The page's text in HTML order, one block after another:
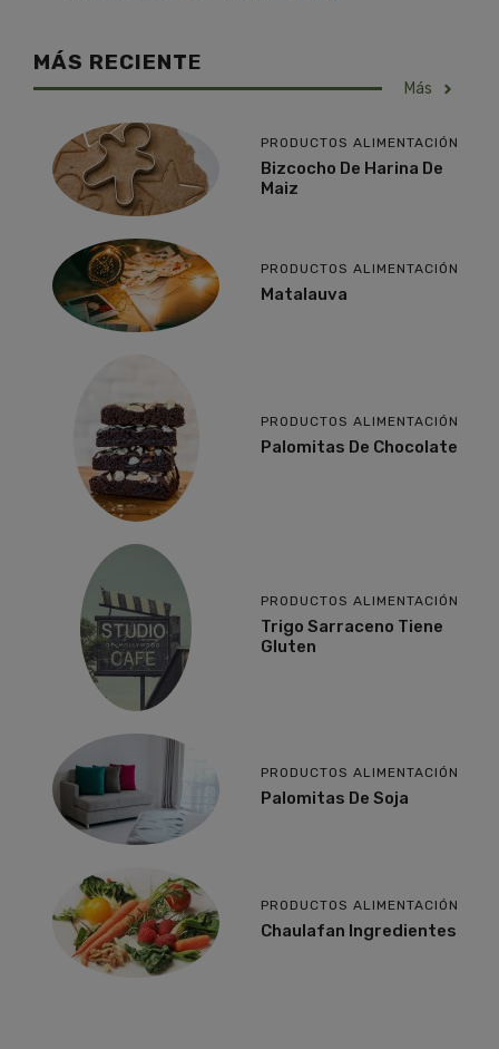
MÁS RECIENTE
Más
PRODUCTOS ALIMENTACIÓN
Bizcocho De Harina De
Maiz
PRODUCTOS ALIMENTACIÓN
Matalauva
PRODUCTOS ALIMENTACIÓN
Palomitas De Chocolate
PRODUCTOS ALIMENTACIÓN
Trigo Sarraceno Tiene
Gluten
PRODUCTOS ALIMENTACIÓN
Palomitas De Soja
PRODUCTOS ALIMENTACIÓN
Chaulafan Ingredientes